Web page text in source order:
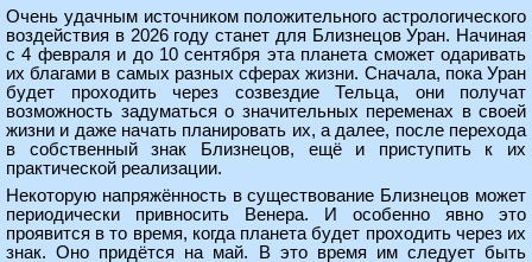
Очень удачным источником положительного астрологического
воздействия в 2026 году станет для Близнецов Уран. Начиная
с 4 февраля и до 10 сентября эта планета сможет одаривать
их благами в самых разных сферах жизни. Сначала, пока Уран
будет проходить через созвездие Тельца, они получат
возможность задуматься о значительных переменах в своей
жизни и даже начать планировать их, а далее, после перехода
в собственный знак Близнецов, ещё и приступить к их
практической реализации.
Некоторую напряжённость в существование Близнецов может
периодически привносить Венера. И особенно явно это
проявится в то время, когда планета будет проходить через их
знак. Оно придётся на май. В это время им следует быть